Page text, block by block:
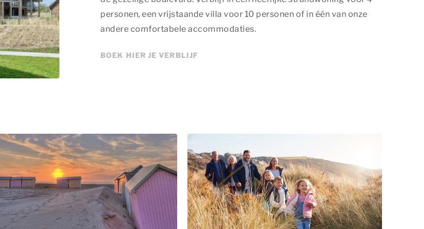
personen, een vrijstaande villa voor 10 personen of in één van onze
andere comfortabele accommodaties.
BOEK HIER JE VERBLIJF